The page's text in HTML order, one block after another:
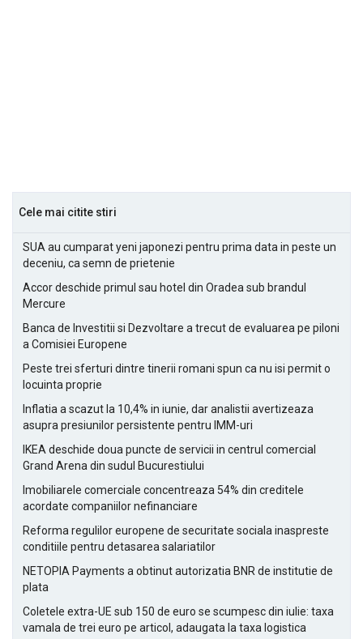
Cele mai citite stiri
SUA au cumparat yeni japonezi pentru prima data in peste un
deceniu, ca semn de prietenie
Accor deschide primul sau hotel din Oradea sub brandul
Mercure
Banca de Investitii si Dezvoltare a trecut de evaluarea pe piloni
a Comisiei Europene
Peste trei sferturi dintre tinerii romani spun ca nu isi permit o
locuinta proprie
Inflatia a scazut la 10,4% in iunie, dar analistii avertizeaza
asupra presiunilor persistente pentru IMM-uri
IKEA deschide doua puncte de servicii in centrul comercial
Grand Arena din sudul Bucurestiului
Imobiliarele comerciale concentreaza 54% din creditele
acordate companiilor nefinanciare
Reforma regulilor europene de securitate sociala inaspreste
conditiile pentru detasarea salariatilor
NETOPIA Payments a obtinut autorizatia BNR de institutie de
plata
Coletele extra-UE sub 150 de euro se scumpesc din iulie: taxa
vamala de trei euro pe articol, adaugata la taxa logistica